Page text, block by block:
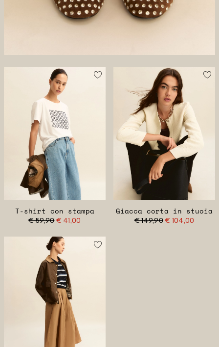
T-shirt con stampa
€ 59,90 € 41,00
Giacca corta in stuoia
€ 149,90€ 104,00